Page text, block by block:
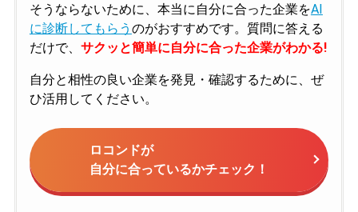
そうならないために、本当に自分に合った企業をAI
に診断してもらう のがおすすめです。質問に答える
だけで、 サクッと簡単に自分に合った企業がわかる!
自分と相性の良い企業を発見・確認するために、ぜ
ひ活用してください。
ロコンドが
自分に合っているかチェック！